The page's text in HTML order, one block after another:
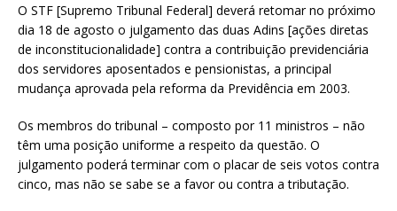
O STF [Supremo Tribunal Federal] deverá retomar no próximo
dia 18 de agosto o julgamento das duas Adins [ações diretas
de inconstitucionalidade] contra a contribuição previdenciária
dos servidores aposentados e pensionistas, a principal
mudança aprovada pela reforma da Previdência em 2003.
Os membros do tribunal – composto por 11 ministros – não
têm uma posição uniforme a respeito da questão. O
julgamento poderá terminar com o placar de seis votos contra
cinco, mas não se sabe se a favor ou contra a tributação.